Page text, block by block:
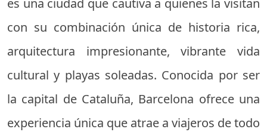
es una ciudad que cautiva a quienes la visitan
con su combinación única de historia rica,
arquitectura impresionante, vibrante vida
cultural y playas soleadas. Conocida por ser
la capital de Cataluña, Barcelona ofrece una
experiencia única que atrae a viajeros de todo